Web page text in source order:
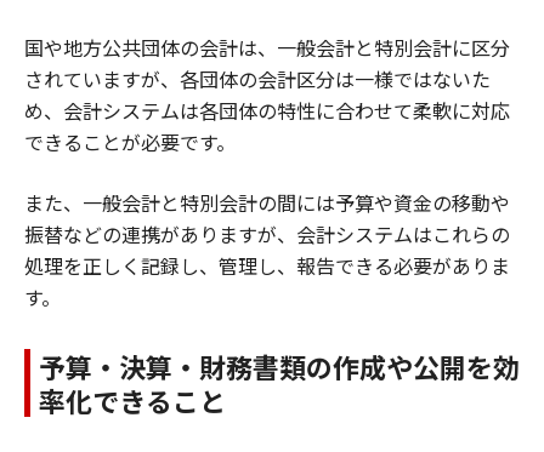
国や地方公共団体の会計は、一般会計と特別会計に区分
されていますが、各団体の会計区分は一様ではないた
め、会計システムは各団体の特性に合わせて柔軟に対応
できることが必要です。
また、一般会計と特別会計の間には予算や資金の移動や
振替などの連携がありますが、会計システムはこれらの
処理を正しく記録し、管理し、報告できる必要がありま
す。
予算・決算・財務書類の作成や公開を効
率化できること